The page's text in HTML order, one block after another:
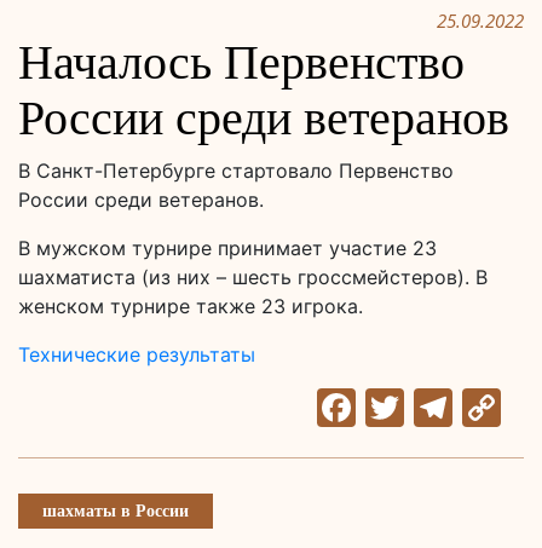
25.09.2022
Началось Первенство
России среди ветеранов
В Санкт-Петербурге стартовало Первенство
России среди ветеранов.
В мужском турнире принимает участие 23
шахматиста (из них – шесть гроссмейстеров). В
женском турнире также 23 игрока.
Технические результаты
Facebook
Twitter
шахматы в России